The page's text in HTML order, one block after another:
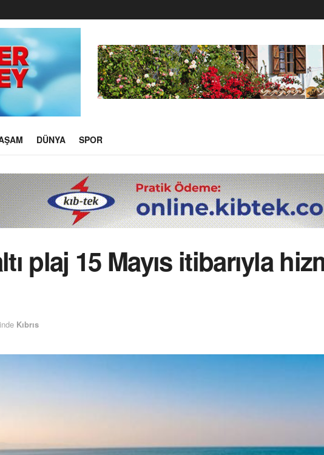
DÜNYA SPOR
plaj 15 Mayıs itibarıyla
Kıbrıs